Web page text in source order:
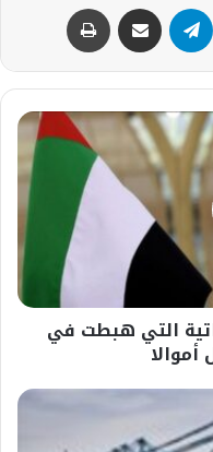
واتساب تيلقرام مشاركة عبر البريد
التي هبطت في